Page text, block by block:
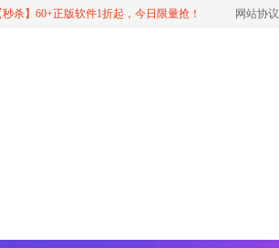
秒杀】60+正版软件1折起，今日限量抢！ 网站协议